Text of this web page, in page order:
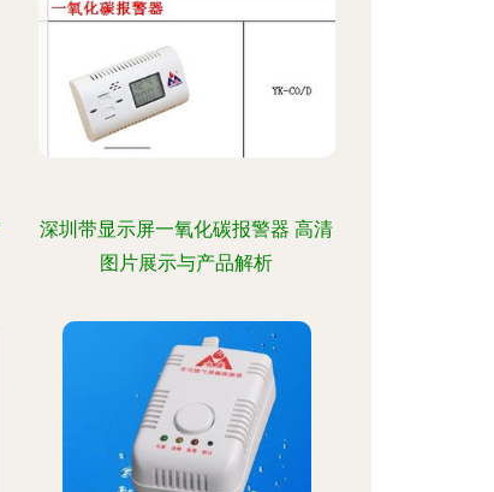
深圳带显示屏一氧化碳报警器 高清
图片展示与产品解析